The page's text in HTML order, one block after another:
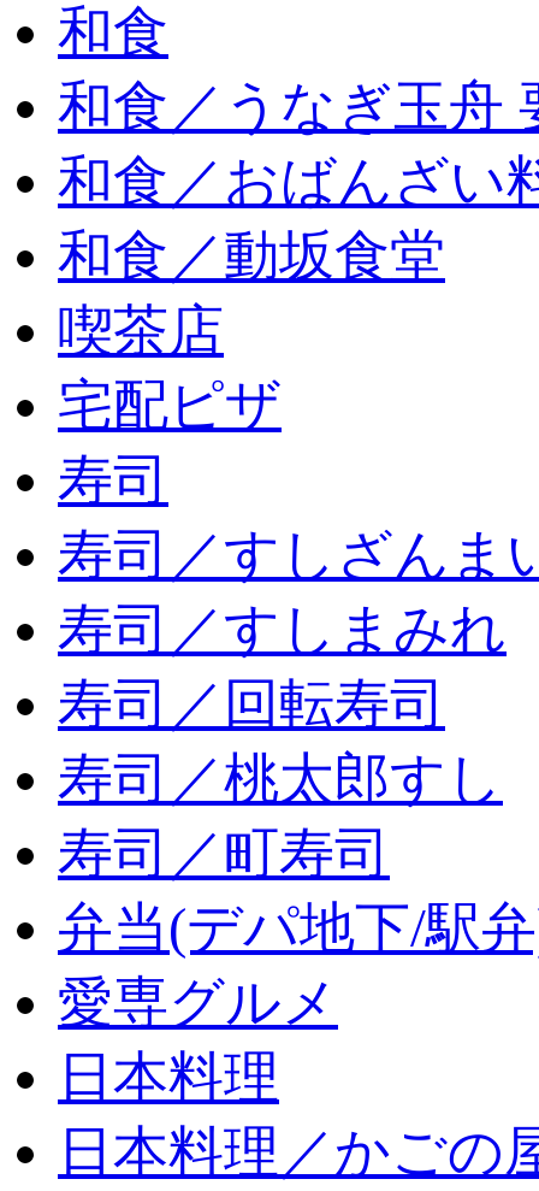
和食
和食／うなぎ玉舟
和食／おばんざい
和食／動坂食堂
喫茶店
宅配ピザ
寿司
寿司／すしざんま
寿司／すしまみれ
寿司／回転寿司
寿司／桃太郎すし
寿司／町寿司
弁当(デパ地下/駅
愛専グルメ
日本料理
日本料理／かごの